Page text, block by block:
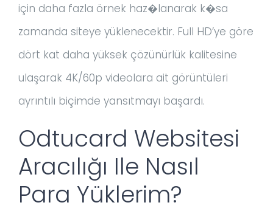
için daha fazla örnek haz�lanarak k�sa
zamanda siteye yüklenecektir. Full HD’ye göre
dört kat daha yüksek çözünürlük kalitesine
ulaşarak 4K/60p videolara ait görüntüleri
ayrıntılı biçimde yansıtmayı başardı.
Odtucard Websitesi
Aracılığı Ile Nasıl
Para Yüklerim?